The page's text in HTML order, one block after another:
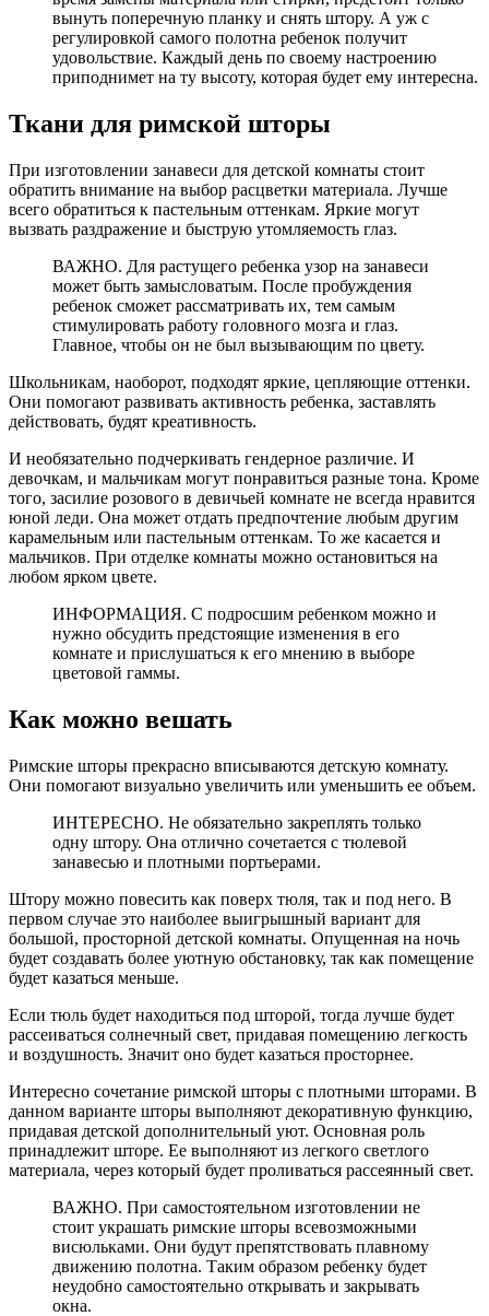
вынуть поперечную планку и снять штору. А уж с
регулировкой самого полотна ребенок получит
удовольствие. Каждый день по своему настроению
приподнимет на ту высоту, которая будет ему интересна.
Ткани для римской шторы
При изготовлении занавеси для детской комнаты стоит
обратить внимание на выбор расцветки материала. Лучше
всего обратиться к пастельным оттенкам. Яркие могут
вызвать раздражение и быструю утомляемость глаз.
ВАЖНО. Для растущего ребенка узор на занавеси
может быть замысловатым. После пробуждения
ребенок сможет рассматривать их, тем самым
стимулировать работу головного мозга и глаз.
Главное, чтобы он не был вызывающим по цвету.
Школьникам, наоборот, подходят яркие, цепляющие оттенки.
Они помогают развивать активность ребенка, заставлять
действовать, будят креативность.
И необязательно подчеркивать гендерное различие. И
девочкам, и мальчикам могут понравиться разные тона. Кроме
того, засилие розового в девичьей комнате не всегда нравится
юной леди. Она может отдать предпочтение любым другим
карамельным или пастельным оттенкам. То же касается и
мальчиков. При отделке комнаты можно остановиться на
любом ярком цвете.
ИНФОРМАЦИЯ. С подросшим ребенком можно и
нужно обсудить предстоящие изменения в его
комнате и прислушаться к его мнению в выборе
цветовой гаммы.
Как можно вешать
Римские шторы прекрасно вписываются детскую комнату.
Они помогают визуально увеличить или уменьшить ее объем.
ИНТЕРЕСНО. Не обязательно закреплять только
одну штору. Она отлично сочетается с тюлевой
занавесью и плотными портьерами.
Штору можно повесить как поверх тюля, так и под него. В
первом случае это наиболее выигрышный вариант для
большой, просторной детской комнаты. Опущенная на ночь
будет создавать более уютную обстановку, так как помещение
будет казаться меньше.
Если тюль будет находиться под шторой, тогда лучше будет
рассеиваться солнечный свет, придавая помещению легкость
и воздушность. Значит оно будет казаться просторнее.
Интересно сочетание римской шторы с плотными шторами. В
данном варианте шторы выполняют декоративную функцию,
придавая детской дополнительный уют. Основная роль
принадлежит шторе. Ее выполняют из легкого светлого
материала, через который будет проливаться рассеянный свет.
ВАЖНО. При самостоятельном изготовлении не
стоит украшать римские шторы всевозможными
висюльками. Они будут препятствовать плавному
движению полотна. Таким образом ребенку будет
неудобно самостоятельно открывать и закрывать
окна.